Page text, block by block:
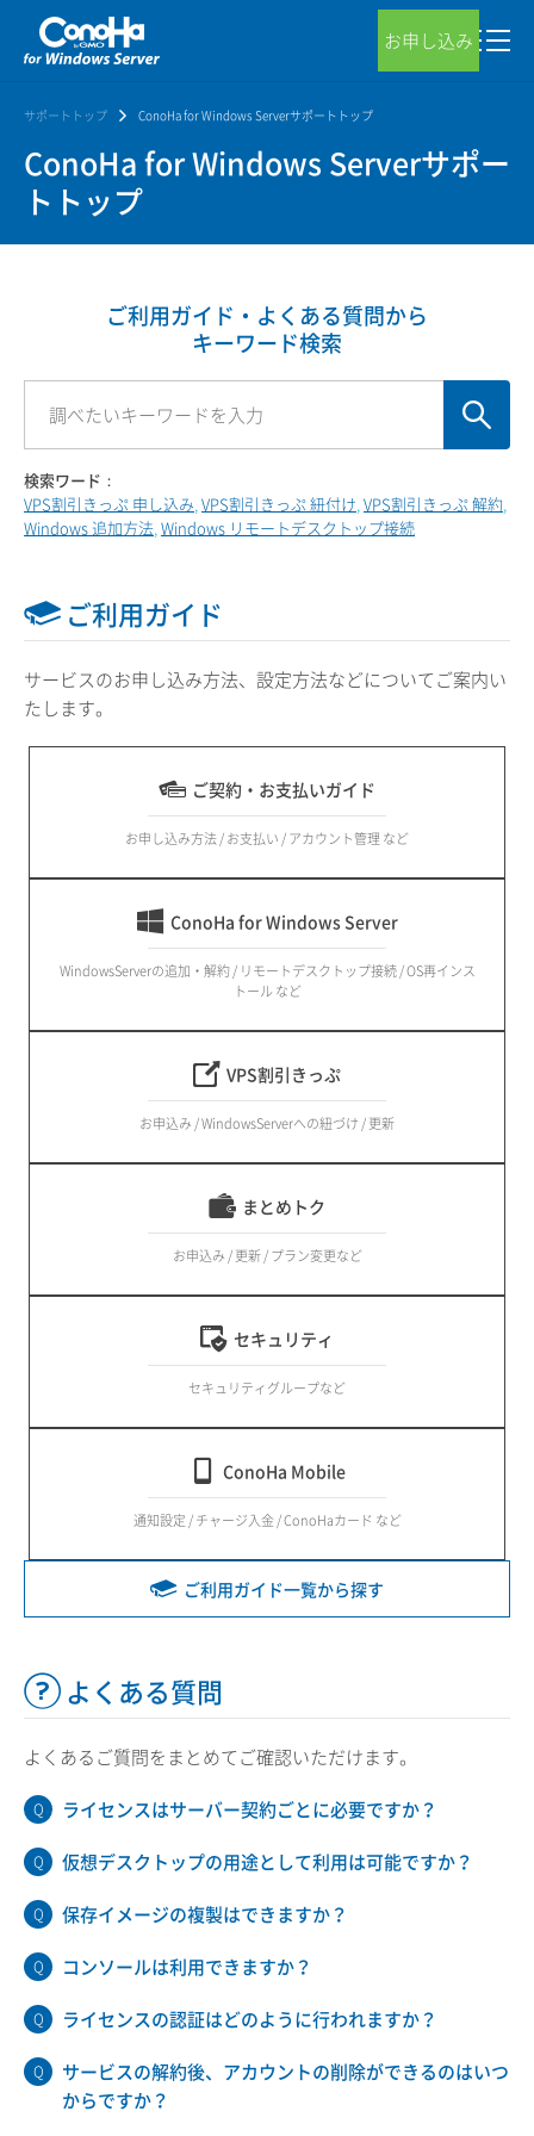
お申し込み
サポートトップ ConoHa for Windows Serverサポートトップ
ConoHa for Windows Serverサポー
トトップ
ご利用ガイド・よくある質問から
キーワード検索
検索ワード：
VPS割引きっぷ 申し込み VPS割引きっぷ 紐付け VPS割引きっぷ 解約
Windows 追加方法 Windows リモートデスクトップ接続
ご利用ガイド
サービスのお申し込み方法、設定方法などについてご案内い
たします。
ご契約・お支払いガイド
お申し込み方法 / お支払い / アカウント管理 など
ConoHa for Windows Server
WindowsServerの追加・解約 / リモートデスクトップ接続 / OS再インス
トール など
VPS割引きっぷ
お申込み / WindowsServerへの紐づけ / 更新
まとめトク
お申込み / 更新 / プラン変更など
セキュリティ
セキュリティグループなど
ConoHa Mobile
通知設定 / チャージ入金 / ConoHaカード など
ご利用ガイド一覧から探す
よくある質問
よくあるご質問をまとめてご確認いただけます。
ライセンスはサーバー契約ごとに必要ですか？
仮想デスクトップの用途として利用は可能ですか？
保存イメージの複製はできますか？
コンソールは利用できますか？
ライセンスの認証はどのように行われますか？
サービスの解約後、アカウントの削除ができるのはいつ
からですか？